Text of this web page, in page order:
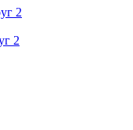
2
2